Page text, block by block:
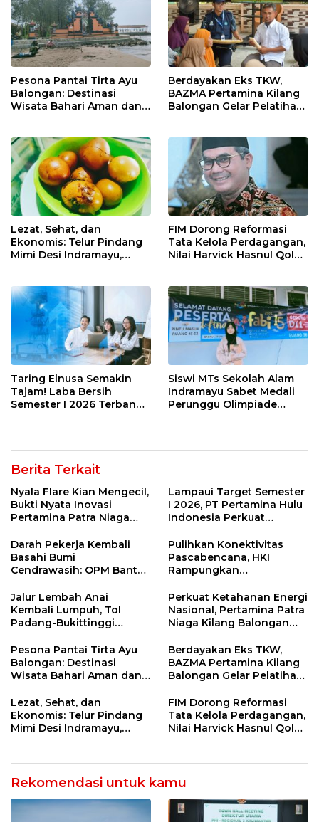
Pesona Pantai Tirta Ayu
Balongan: Destinasi
Wisata Bahari Aman dan
Berdayakan Eks TKW,
BAZMA Pertamina Kilang
Balongan Gelar Pelatihan
Rawadalem
Lezat, Sehat, dan
Ekonomis: Telur Pindang
Mimi Desi Indramayu,
Ketagihan!
FIM Dorong Reformasi
Tata Kelola Perdagangan,
Nilai Harvick Hasnul Qolbi
Taring Elnusa Semakin
Tajam! Laba Bersih
Semester I 2026 Terbang
Siswi MTs Sekolah Alam
Indramayu Sabet Medali
Perunggu Olimpiade
Berita Terkait
Nyala Flare Kian Mengecil,
Bukti Nyata Inovasi
Pertamina Patra Niaga
Net Zero Emission 2060
Lampaui Target Semester
I 2026, PT Pertamina Hulu
Indonesia Perkuat
Nasional Lewat Inovasi &
Keselamatan Kerja
Darah Pekerja Kembali
Basahi Bumi
Cendrawasih: OPM Bantai
di Tolikara!
Pulihkan Konektivitas
Pascabencana, HKI
Rampungkan
Lembah Anai dan Malalak
Jalur Lembah Anai
Kembali Lumpuh, Tol
Padang-Bukittinggi
Strategis
Perkuat Ketahanan Energi
Nasional, Pertamina Patra
Niaga Kilang Balongan
Jetty Propylene
Pesona Pantai Tirta Ayu
Balongan: Destinasi
Wisata Bahari Aman dan
Berdayakan Eks TKW,
BAZMA Pertamina Kilang
Balongan Gelar Pelatihan
Ekonomi Desa
Rawadalem
Lezat, Sehat, dan
Ekonomis: Telur Pindang
Mimi Desi Indramayu,
Ketagihan!
FIM Dorong Reformasi
Tata Kelola Perdagangan,
Nilai Harvick Hasnul Qolbi
Rekomendasi untuk kamu